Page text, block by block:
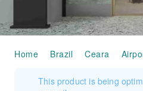
Home Brazil Ceara
This product is being